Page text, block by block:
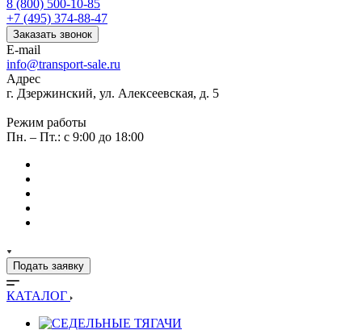
8 (800) 500-10-85
+7 (495) 374-88-47
Заказать звонок
E-mail
info@transport-sale.ru
Адрес
г. Дзержинский, ул. Алексеевская, д. 5
Режим работы
Пн. – Пт.: с 9:00 до 18:00
Подать заявку
КАТАЛОГ